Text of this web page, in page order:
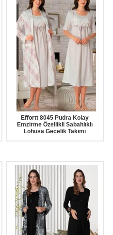
Effortt 8045 Pudra Kolay
Emzirme Özellikli Sabahlıklı
Lohusa Gecelik Takımı